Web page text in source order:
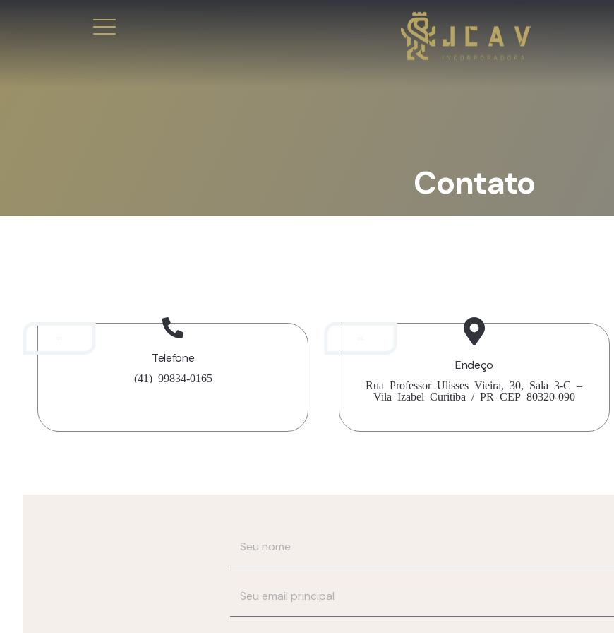
Contato
Telefone
(41) 99834-0165
Endeço
Rua Professor Ulisses Vieira, 30, Sala 3-C –
Vila Izabel Curitiba / PR CEP 80320-090